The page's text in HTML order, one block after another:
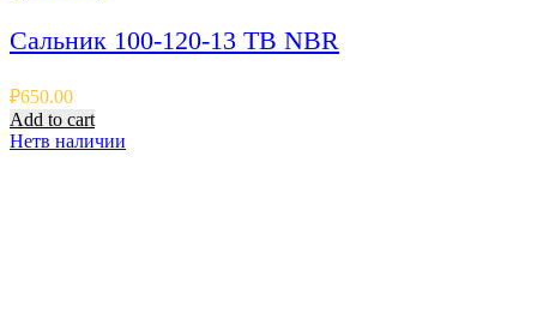
Сальник 100-120-13 TB NBR
₽650.00
Add to cart
Нетв наличии